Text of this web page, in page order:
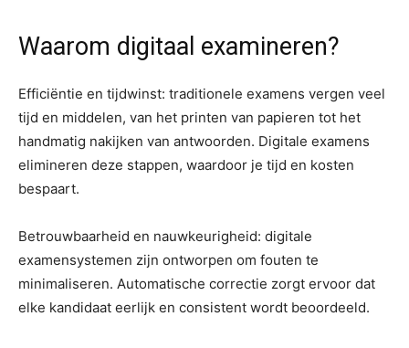
Waarom digitaal examineren?
Efficiëntie en tijdwinst: traditionele examens vergen veel
tijd en middelen, van het printen van papieren tot het
handmatig nakijken van antwoorden. Digitale examens
elimineren deze stappen, waardoor je tijd en kosten
bespaart.
Betrouwbaarheid en nauwkeurigheid: digitale
examensystemen zijn ontworpen om fouten te
minimaliseren. Automatische correctie zorgt ervoor dat
elke kandidaat eerlijk en consistent wordt beoordeeld.